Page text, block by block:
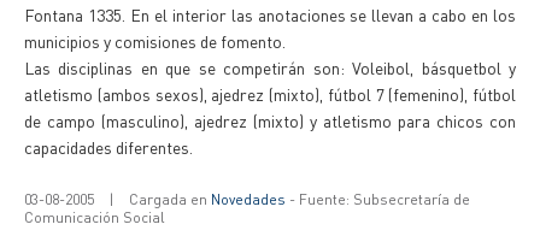
Fontana 1335. En el interior las anotaciones se llevan a cabo en los
municipios y comisiones de fomento.
Las disciplinas en que se competirán son: Voleibol, básquetbol y
atletismo (ambos sexos), ajedrez (mixto), fútbol 7 (femenino), fútbol
de campo (masculino), ajedrez (mixto) y atletismo para chicos con
capacidades diferentes.
03-08-2005 | Cargada en Novedades - Fuente: Subsecretaría de
Comunicación Social